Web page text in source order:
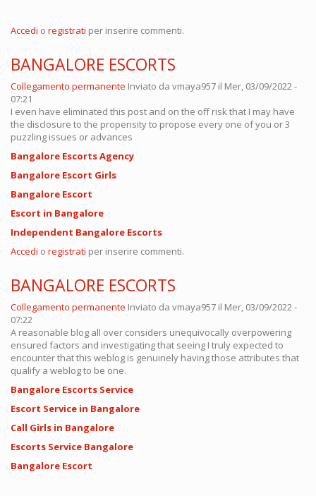
Accedi o registrati per inserire commenti.
BANGALORE ESCORTS
Collegamento permanente Inviato da vmaya957 il Mer, 03/09/2022 -
07:21
I even have eliminated this post and on the off risk that I may have
the disclosure to the propensity to propose every one of you or 3
puzzling issues or advances
Bangalore Escorts Agency
Bangalore Escort Girls
Bangalore Escort
Escort in Bangalore
Independent Bangalore Escorts
Accedi o registrati per inserire commenti.
BANGALORE ESCORTS
Collegamento permanente Inviato da vmaya957 il Mer, 03/09/2022 -
07:22
A reasonable blog all over considers unequivocally overpowering
ensured factors and investigating that seeing I truly expected to
encounter that this weblog is genuinely having those attributes that
qualify a weblog to be one.
Bangalore Escorts Service
Escort Service in Bangalore
Call Girls in Bangalore
Escorts Service Bangalore
Bangalore Escort